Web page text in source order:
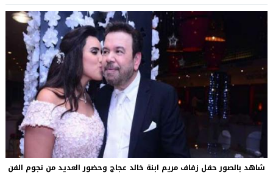
شاهد بالصور حفل زفاف مريم ابنة خالد عجاج وحضور العديد من نجوم الفن